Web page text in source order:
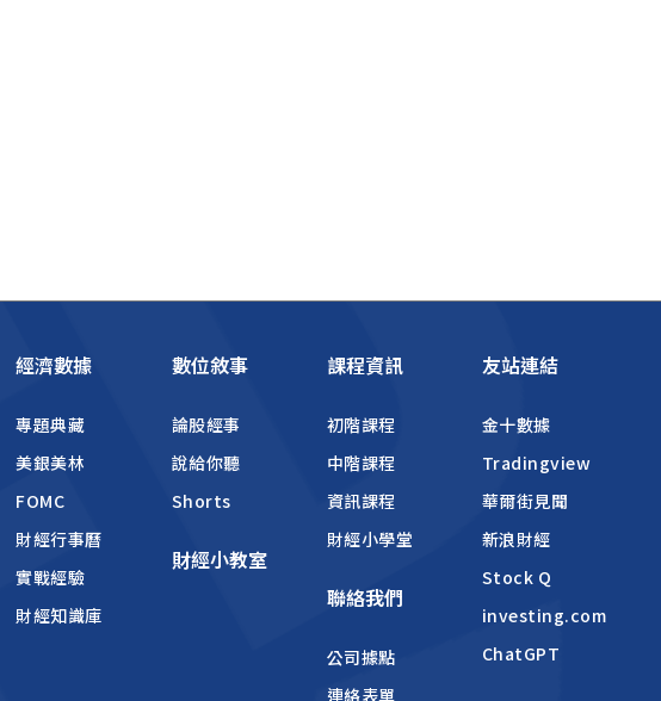
經濟數據
專題典藏
美銀美林
FOMC
財經行事曆
實戰經驗
財經知識庫
數位敘事
論股經事
說給你聽
Shorts
財經小教室
課程資訊
初階課程
中階課程
資訊課程
財經小學堂
聯絡我們
公司據點
連絡表單
友站連結
金十數據
Tradingview
華爾街見聞
新浪財經
Stock Q
investing.com
ChatGPT